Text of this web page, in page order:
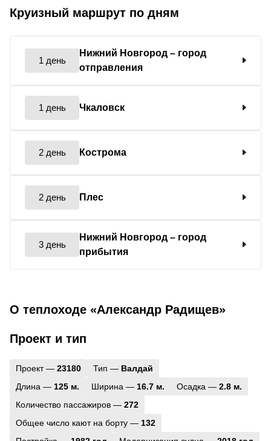
Круизный маршрут по дням
1 день
Нижний Новгород – город
отправления
1 день Чкаловск
2 день Кострома
2 день Плес
3 день
Нижний Новгород – город
прибытия
О теплоходе «Александр Радищев»
Проект и тип
Проект — 23180 Тип — Валдай
Длина — 125 м. Ширина — 16.7 м. Осадка — 2.8 м.
Количество пассажиров — 272
Общее число кают на борту — 132